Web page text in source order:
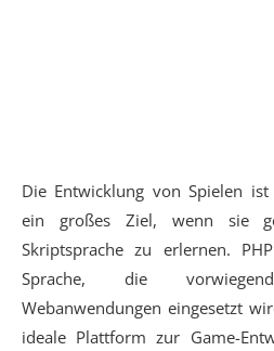
Die Entwicklung von Spielen
ein großes Ziel, wenn sie
Skriptsprache zu erlernen.
Sprache, die
Webanwendungen eingesetzt
ideale Plattform zur Game-